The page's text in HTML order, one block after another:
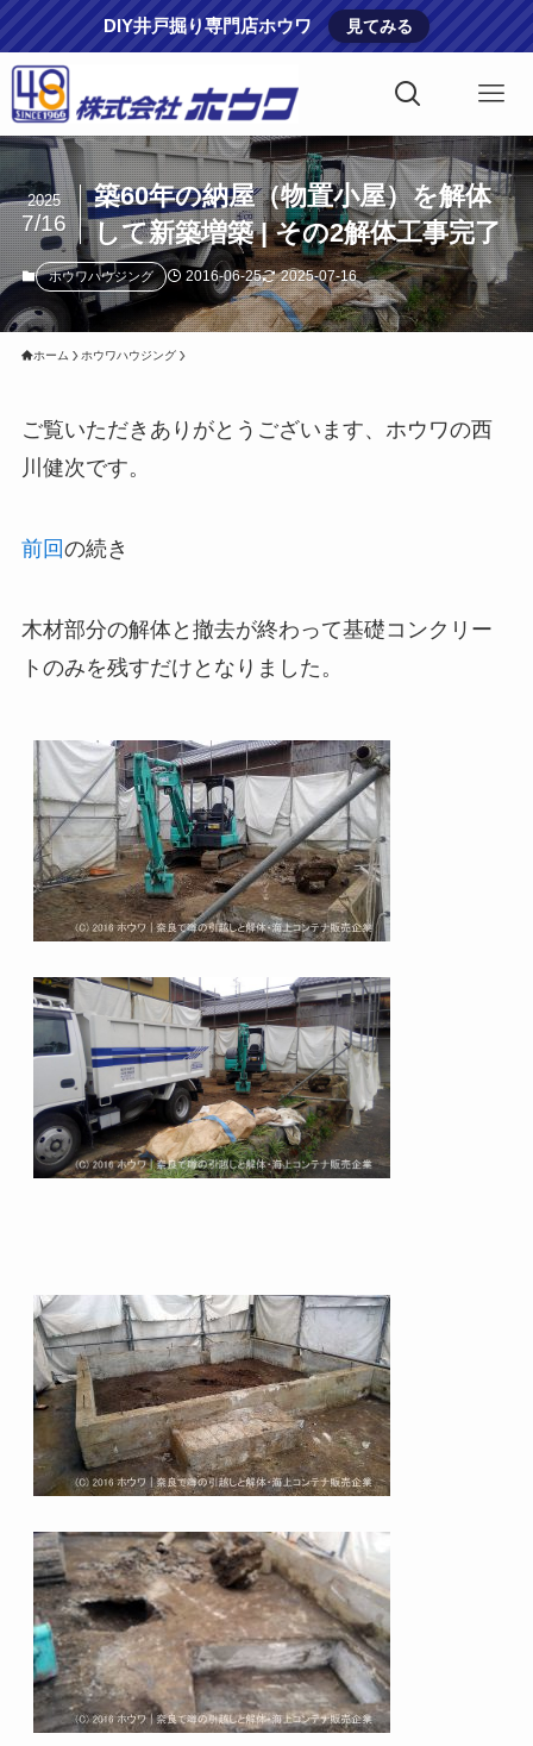
DIY井戸掘り専門店ホウワ 見てみる
築60年の納屋（物置小屋）を解体
して新築増築 | その2解体工事完了
2025
7/16
ホウワハウジング 2016-06-25 2025-07-16
ホーム ホウワハウジング
ご覧いただきありがとうございます、ホウワの西
川健次です。
前回の続き
木材部分の解体と撤去が終わって基礎コンクリー
トのみを残すだけとなりました。